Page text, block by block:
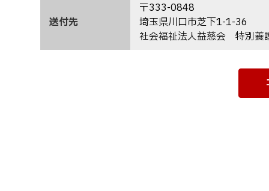
送付先
〒333-0848
埼玉県川口市芝下1-1-36
社会福祉法人益慈会 特別養